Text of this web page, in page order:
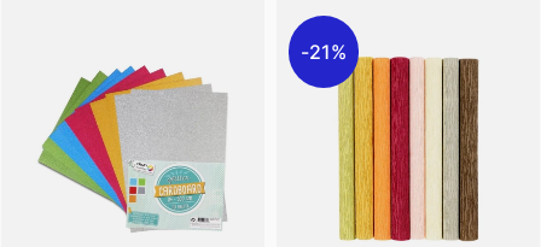
21%